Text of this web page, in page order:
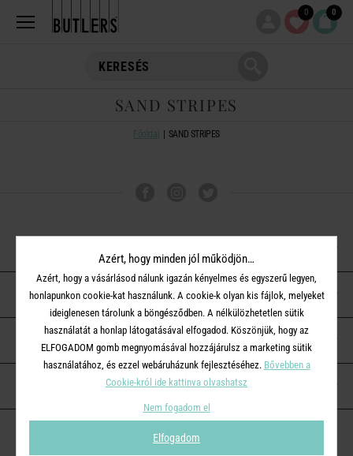
0 0
SAND STRIPES
Főoldal SAND STRIPES
ÜGYFÉLSZOLGÁLAT
A BUTLERS-RŐL
KAPCSOLAT
Azért, hogy minden jól működjön…
Azért, hogy a vásárlásod nálunk igazán kényelmes és egyszerű legyen,
honlapunkon cookie-kat használunk. A cookie-k olyan kis fájlok, melyeket
ideiglenesen tárolunk a böngésződben. A nélkülözhetetlen sütik
használatát a honlap látogatásával elfogadod. Köszönjük, hogy az
ELFOGADOM gomb megnyomásával hozzájárulsz a marketing sütik
használatához, és ezzel webáruházunk fejlesztéséhez. Bővebben a
Cookie-król ide kattinva olvashatsz
Nem fogadom el
Elfogadom